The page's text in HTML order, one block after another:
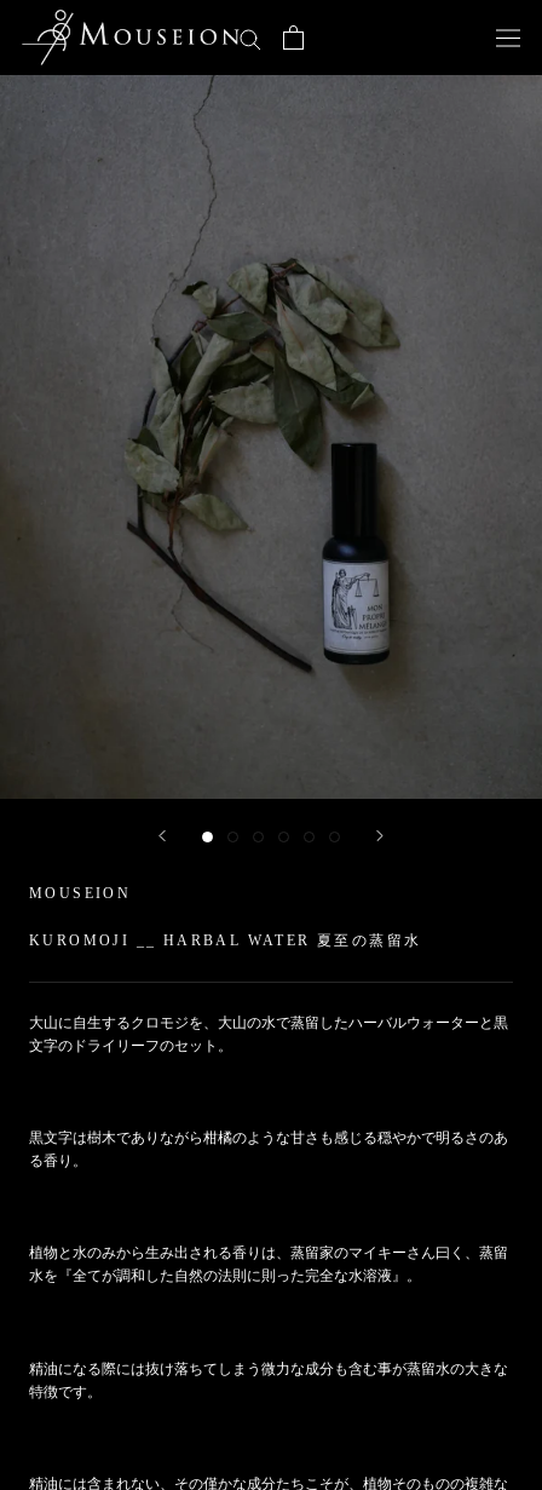
MOUSEION
KUROMOJI __ HARBAL WATER 夏至の蒸留水
大山に自生するクロモジを、大山の水で蒸留したハーバルウォーターと黒
文字のドライリーフのセット。
黒文字は樹木でありながら柑橘のような甘さも感じる穏やかで明るさのあ
る香り。
植物と水のみから生み出される香りは、蒸留家のマイキーさん曰く、蒸留
水を『全てが調和した自然の法則に則った完全な水溶液』。
精油になる際には抜け落ちてしまう微力な成分も含む事が蒸留水の大きな
特徴です。
精油には含まれない、その僅かな成分たちこそが、植物そのものの複雑な